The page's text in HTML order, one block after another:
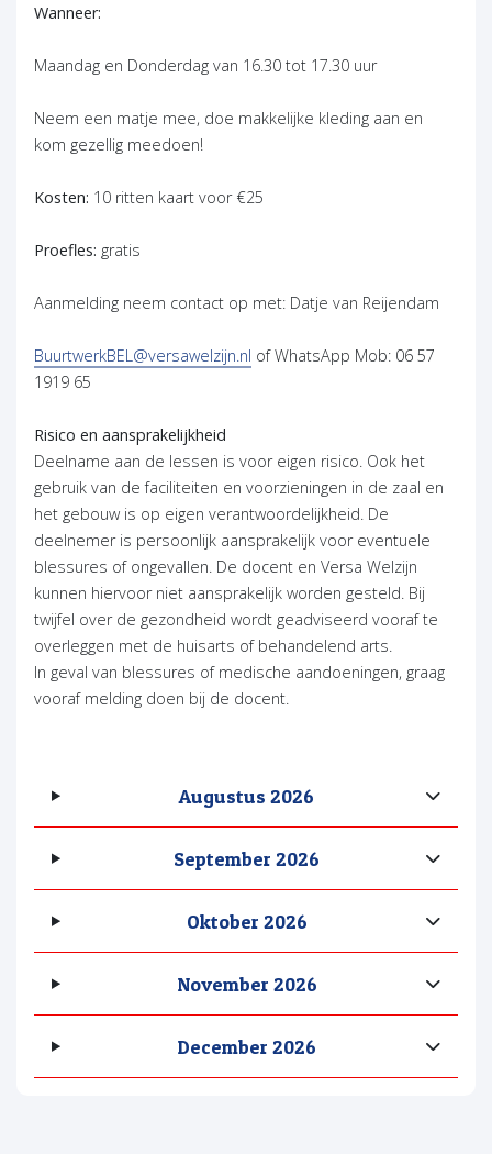
Wanneer:
Maandag en Donderdag van 16.30 tot 17.30 uur
Neem een matje mee, doe makkelijke kleding aan en
kom gezellig meedoen!
Kosten: 10 ritten kaart voor €25
Proefles: gratis
Aanmelding neem contact op met: Datje van Reijendam
BuurtwerkBEL@versawelzijn.nl of WhatsApp Mob: 06 57
1919 65
Risico en aansprakelijkheid
Deelname aan de lessen is voor eigen risico. Ook het
gebruik van de faciliteiten en voorzieningen in de zaal en
het gebouw is op eigen verantwoordelijkheid. De
deelnemer is persoonlijk aansprakelijk voor eventuele
blessures of ongevallen. De docent en Versa Welzijn
kunnen hiervoor niet aansprakelijk worden gesteld. Bij
twijfel over de gezondheid wordt geadviseerd vooraf te
overleggen met de huisarts of behandelend arts.
In geval van blessures of medische aandoeningen, graag
vooraf melding doen bij de docent.
Augustus 2026
September 2026
Oktober 2026
November 2026
December 2026